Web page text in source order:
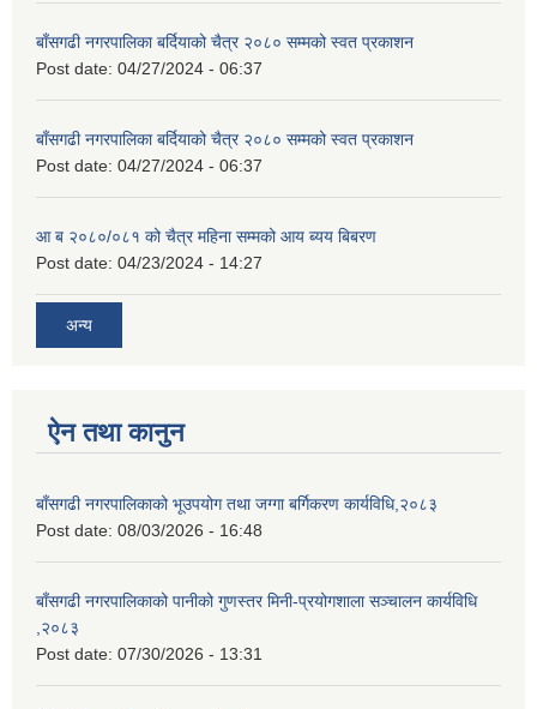
बाँसगढी नगरपालिका बर्दियाको चैत्र २०८० सम्मको स्वत प्रकाशन
Post date: 04/27/2024 - 06:37
बाँसगढी नगरपालिका बर्दियाको चैत्र २०८० सम्मको स्वत प्रकाशन
Post date: 04/27/2024 - 06:37
आ ब २०८०/०८१ को चैत्र महिना सम्मको आय ब्यय बिबरण
Post date: 04/23/2024 - 14:27
अन्य
ऐन तथा कानुन
बाँसगढी नगरपालिकाको भूउपयोग तथा जग्गा बर्गिकरण कार्यविधि,२०८३
Post date: 08/03/2026 - 16:48
बाँसगढी नगरपालिकाको पानीको गुणस्तर मिनी-प्रयोगशाला सञ्चालन कार्यविधि
,२०८३
Post date: 07/30/2026 - 13:31